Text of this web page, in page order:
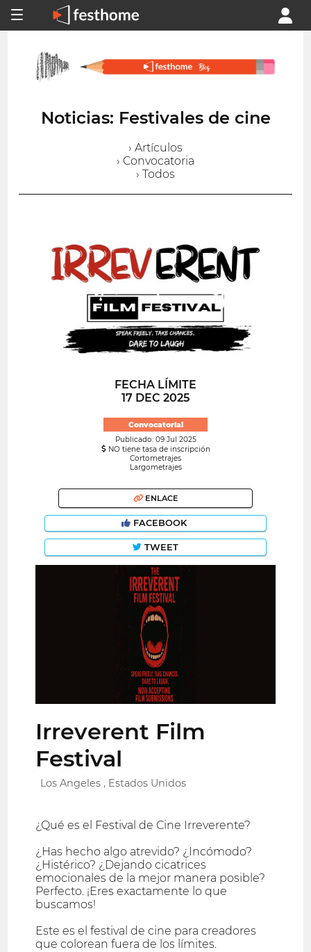
Noticias: Festivales de cine
› Artículos
› Convocatoria
› Todos
FECHA LÍMITE
17 DEC 2025
Convocatoria!
Publicado: 09 Jul 2025
NO tiene tasa de inscripción
Cortometrajes
Largometrajes
ENLACE
FACEBOOK
TWEET
Irreverent Film
Festival
Los Angeles , Estados Unidos
¿Qué es el Festival de Cine Irreverente?
¿Has hecho algo atrevido? ¿Incómodo?
¿Histérico? ¿Dejando cicatrices
emocionales de la mejor manera posible?
Perfecto. ¡Eres exactamente lo que
buscamos!
Este es el festival de cine para creadores
que colorean fuera de los límites.